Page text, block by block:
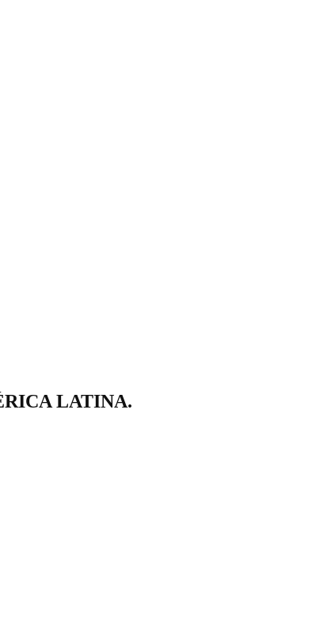
LATINA.